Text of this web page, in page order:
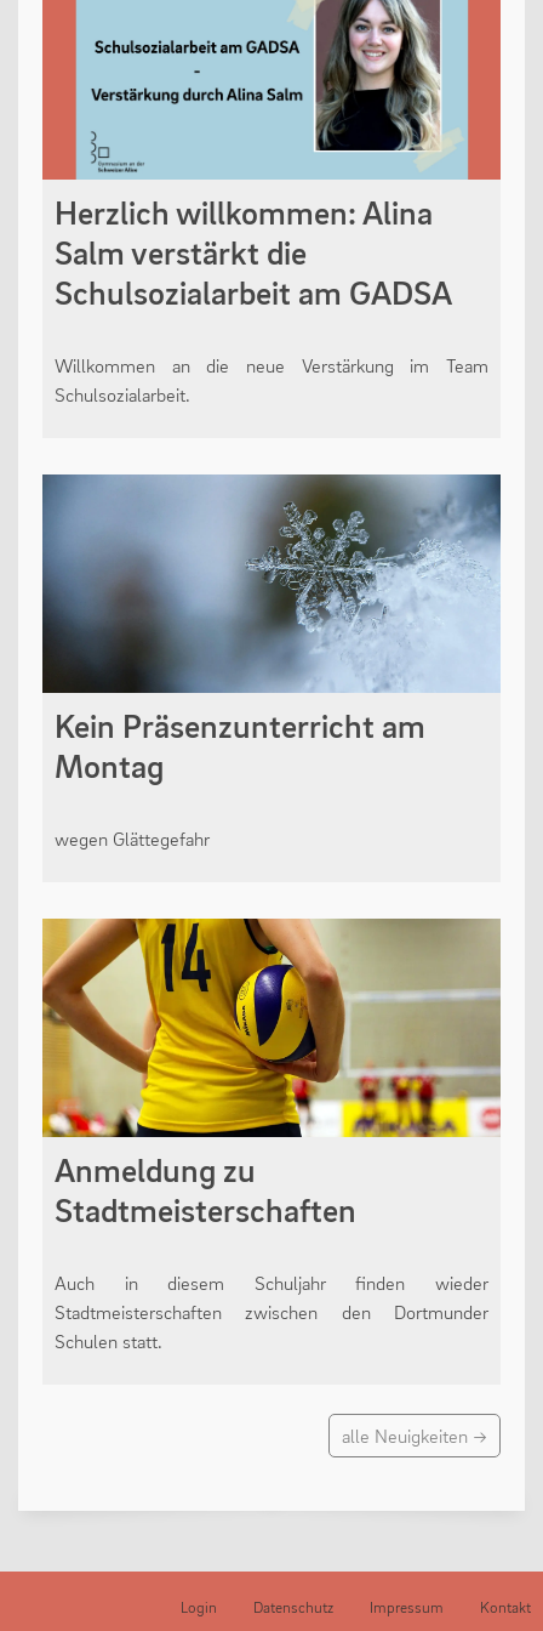
Herzlich willkommen: Alina
Salm verstärkt die
Schulsozialarbeit am GADSA
Willkommen an die neue Verstärkung im Team
Schulsozialarbeit.
Kein Präsenzunterricht am
Montag
wegen Glättegefahr
Anmeldung zu
Stadtmeisterschaften
Auch in diesem Schuljahr finden wieder
Stadtmeisterschaften zwischen den Dortmunder
Schulen statt.
alle Neuigkeiten →
Kontakt
Impressum
Datenschutz
Login